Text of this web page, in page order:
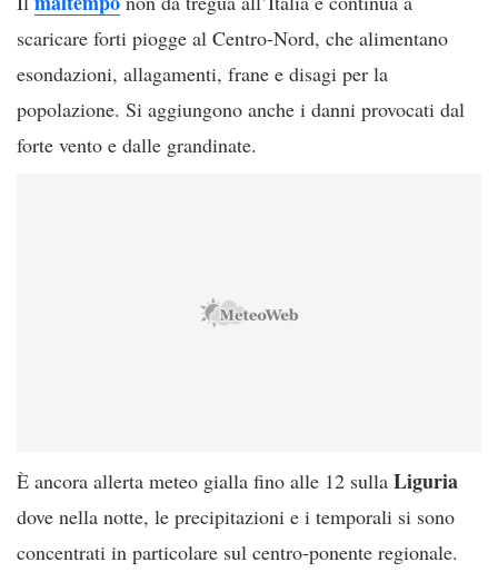
scaricare forti piogge al Centro-Nord, che alimentano
esondazioni, allagamenti, frane e disagi per la
popolazione. Si aggiungono anche i danni provocati dal
forte vento e dalle grandinate.
È ancora allerta meteo gialla fino alle 12 sulla Liguria
dove nella notte, le precipitazioni e i temporali si sono
concentrati in particolare sul centro-ponente regionale.